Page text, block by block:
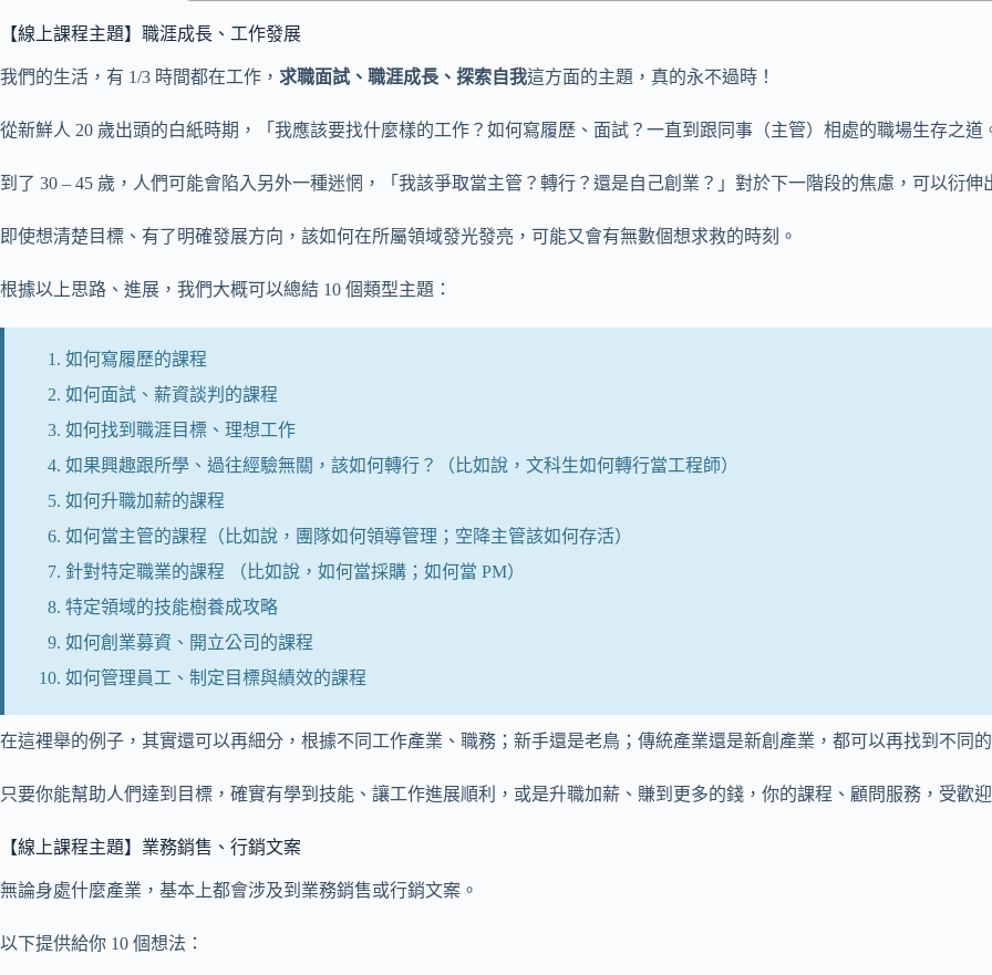
【線上課程主題】職涯成長、工作發展
我們的生活，有 1/3 時間都在工作， 求職面試、職涯成長、探索自我這方面的主題，真的永不過時！
從新鮮人 20 歲出頭的白紙時期，「我應該要找什麼樣的工作？如何寫履歷、面試？一直到跟同事（主管）相處的職場生存之道
到了 30 – 45 歲，人們可能會陷入另外一種迷惘，「我該爭取當主管？轉行？還是自己創業？」對於下一階段的焦慮，可以衍伸
即使想清楚目標、有了明確發展方向，該如何在所屬領域發光發亮，可能又會有無數個想求救的時刻。
根據以上思路、進展，我們大概可以總結 10 個類型主題：
如何寫履歷的課程
如何面試、薪資談判的課程
如何找到職涯目標、理想工作
如果興趣跟所學、過往經驗無關，該如何轉行？（比如說，文科生如何轉行當工程師）
如何升職加薪的課程
如何當主管的課程（比如說，團隊如何領導管理；空降主管該如何存活）
針對特定職業的課程 （比如說，如何當採購；如何當 PM）
特定領域的技能樹養成攻略
如何創業募資、開立公司的課程
如何管理員工、制定目標與績效的課程
在這裡舉的例子，其實還可以再細分，根據不同工作產業、職務；新手還是老鳥；傳統產業還是新創產業，都可以再找到不同
只要你能幫助人們達到目標，確實有學到技能、讓工作進展順利，或是升職加薪、賺到更多的錢，你的課程、顧問服務，受歡
【線上課程主題】業務銷售、行銷文案
無論身處什麼產業，基本上都會涉及到業務銷售或行銷文案。
以下提供給你 10 個想法：